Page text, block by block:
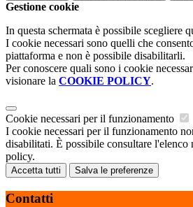
Gestione cookie
In questa schermata è possibile scegliere
I cookie necessari sono quelli che
piattaforma e non è possibile disabilitarli.
Per conoscere quali sono i cookie
visionare la COOKIE POLICY.
Cookie necessari per il funzionamento
I cookie necessari per il funzionamento
disabilitati. È possibile consultare l'elenco
policy.
Accetta tutti Salva le preferenze
Contatti